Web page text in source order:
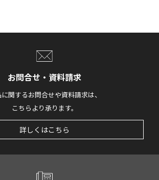
お問合せ・資料請求
関するお問合せや資料請求は、
こちらより承ります。
詳しくはこちら